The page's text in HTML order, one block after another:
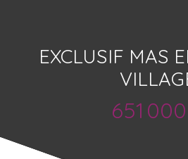
EXCLUSIF MAS
651 000